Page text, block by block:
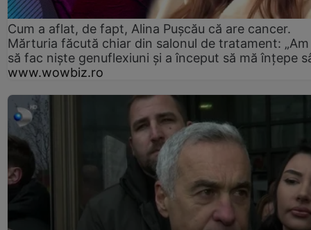
Cum a aflat, de fapt, Alina Pușcău că are cancer.
Mărturia făcută chiar din salonul de tratament:
să fac niște genuflexiuni și a început să mă înțepe
www.wowbiz.ro